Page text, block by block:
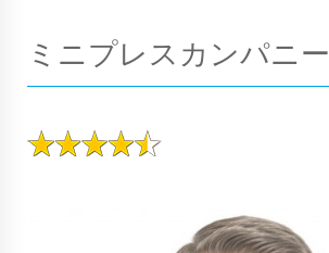
ミニプレスカンパニー